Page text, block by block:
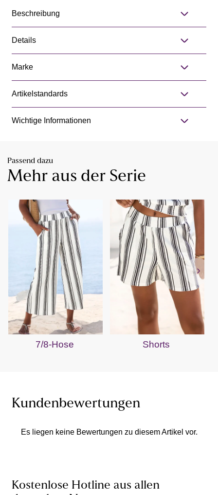
Beschreibung
Details
Marke
Artikelstandards
Wichtige Informationen
Passend dazu
Mehr aus der Serie
7/8-Hose Shorts
Kundenbewertungen
Es liegen keine Bewertungen zu diesem Artikel vor.
Kostenlose Hotline aus allen